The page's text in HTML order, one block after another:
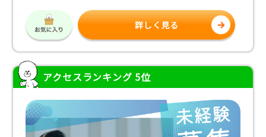
詳しく見る
アクセスランキング 5位